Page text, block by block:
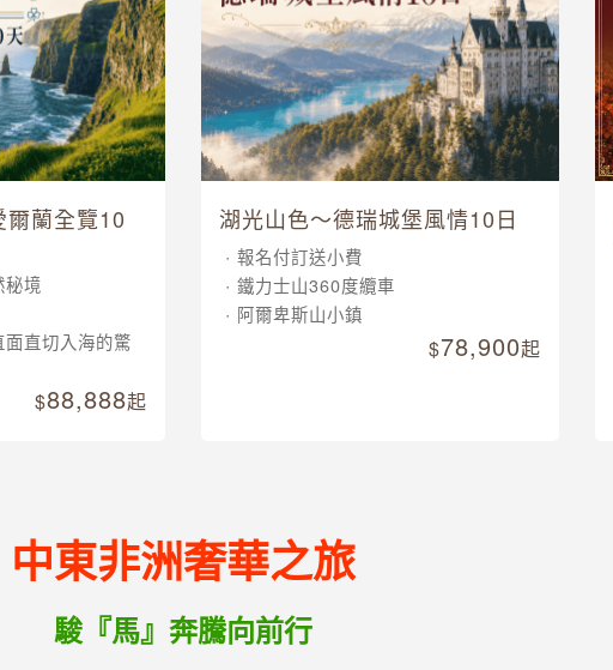
蘭全覽10
秘境
直切入海的驚
88,888起
湖光山色～德瑞城堡風情10日
報名付訂送小費
鐵力士山360度纜車
阿爾卑斯山小鎮
78,900起
中東非洲奢華之旅
駿『馬』奔騰向前行